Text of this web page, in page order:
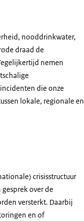
nooddrinkwater,
draad de
nemen
die onze
lokale, regionale en
crisisstructuur
over de
versterkt. Daarbij
en of